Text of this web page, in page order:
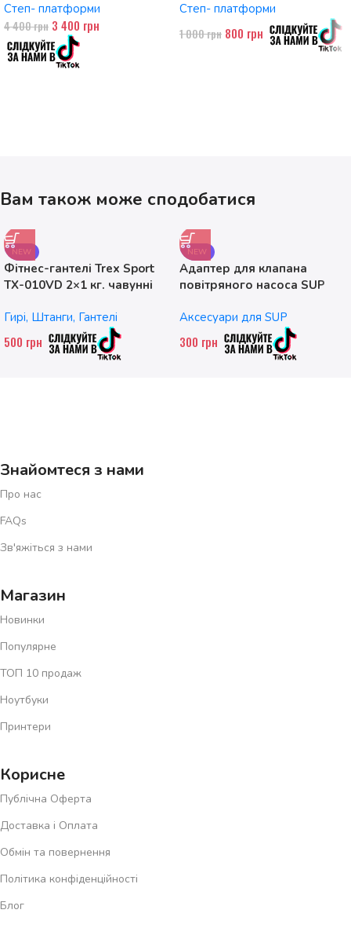
Степ- платформи
4 400грн 3 400 грн
рівні
Степ- платформи
1 000грн 800 грн
Вам також може сподобатися
NEW
Фітнес-гантелі Trex Sport
TX-010VD 2×1 кг. чавунні
Гирі, Штанги, Гантелі
500 грн
NEW
Адаптер для клапана
повітряного насоса SUP
Аксесуари для SUP
300 грн
Знайомтеся з нами
Про нас
FAQs
Зв'яжіться з нами
Магазин
Новинки
Популярне
ТОП 10 продаж
Ноутбуки
Принтери
Корисне
Публічна Оферта
Доставка і Оплата
Обмін та повернення
Політика конфіденційності
Блог